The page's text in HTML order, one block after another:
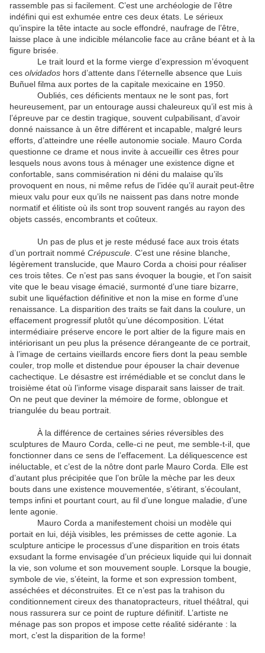
rassemble pas si facilement. C’est une archéologie de l’être
indéfini qui est exhumée entre ces deux états. Le sérieux
qu’inspire la tête intacte au socle effondré, naufrage de l’être,
laisse place à une indicible mélancolie face au crâne béant et à la
figure brisée.
Le trait lourd et la forme vierge d’expression m’évoquent
ces olvidados hors d’attente dans l’éternelle absence que Luis
Buñuel filma aux portes de la capitale mexicaine en 1950.
Oubliés, ces déficients mentaux ne le sont pas, fort
heureusement, par un entourage aussi chaleureux qu’il est mis à
l’épreuve par ce destin tragique, souvent culpabilisant, d’avoir
donné naissance à un être différent et incapable, malgré leurs
efforts, d’atteindre une réelle autonomie sociale. Mauro Corda
questionne ce drame et nous invite à accueillir ces êtres pour
lesquels nous avons tous à ménager une existence digne et
confortable, sans commisération ni déni du malaise qu’ils
provoquent en nous, ni même refus de l’idée qu’il aurait peut-être
mieux valu pour eux qu’ils ne naissent pas dans notre monde
normatif et élitiste où ils sont trop souvent rangés au rayon des
objets cassés, encombrants et coûteux.
Un pas de plus et je reste médusé face aux trois états
d’un portrait nommé Crépuscule . C’est une résine blanche,
légèrement translucide, que Mauro Corda a choisi pour réaliser
ces trois têtes. Ce n’est pas sans évoquer la bougie, et l’on saisit
vite que le beau visage émacié, surmonté d’une tiare bizarre,
subit une liquéfaction définitive et non la mise en forme d’une
renaissance. La disparition des traits se fait dans la coulure, un
effacement progressif plutôt qu’une décomposition. L’état
intermédiaire préserve encore le port altier de la figure mais en
intériorisant un peu plus la présence dérangeante de ce portrait,
à l’image de certains vieillards encore fiers dont la peau semble
couler, trop molle et distendue pour épouser la chair devenue
cachectique. Le désastre est irrémédiable et se conclut dans le
troisième état où l’informe visage disparait sans laisser de trait.
On ne peut que deviner la mémoire de forme, oblongue et
triangulée du beau portrait.
À la différence de certaines séries réversibles des
sculptures de Mauro Corda, celle-ci ne peut, me semble-t-il, que
fonctionner dans ce sens de l’effacement. La déliquescence est
inéluctable, et c’est de la nôtre dont parle Mauro Corda. Elle est
d’autant plus précipitée que l’on brûle la mèche par les deux
bouts dans une existence mouvementée, s’étirant, s’écoulant,
temps infini et pourtant court, au fil d’une longue maladie, d’une
lente agonie.
Mauro Corda a manifestement choisi un modèle qui
portait en lui, déjà visibles, les prémisses de cette agonie. La
sculpture anticipe le processus d’une disparition en trois états
exsudant la forme envisagée d’un précieux liquide qui lui donnait
la vie, son volume et son mouvement souple. Lorsque la bougie,
symbole de vie, s’éteint, la forme et son expression tombent,
asséchées et déconstruites. Et ce n’est pas la trahison du
conditionnement cireux des thanatopracteurs, rituel théâtral, qui
nous rassurera sur ce point de rupture définitif. L’artiste ne
ménage pas son propos et impose cette réalité sidérante : la
mort, c’est la disparition de la forme!